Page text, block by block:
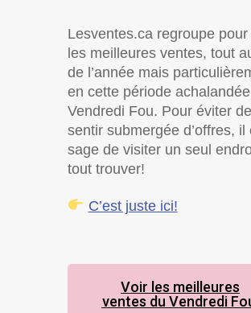
Lesventes.ca regroupe
les meilleures ventes, tout
de l’année mais
en cette période
Vendredi Fou. Pour éviter
sentir submergée d’offres, il
sage de visiter un seul
tout trouver!
C’est juste ici!
Voir les meilleures
ventes du Vendredi